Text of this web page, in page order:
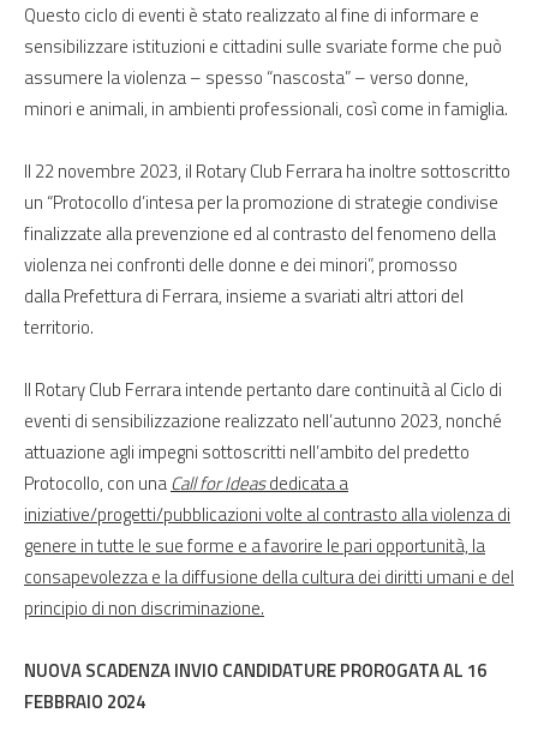
Questo ciclo di eventi è stato realizzato al fine di informare e
sensibilizzare istituzioni e cittadini sulle svariate forme che può
assumere la violenza – spesso “nascosta” – verso donne,
minori e animali, in ambienti professionali, così come in famiglia.
Il 22 novembre 2023, il Rotary Club Ferrara ha inoltre sottoscritto
un “Protocollo d’intesa per la promozione di strategie condivise
finalizzate alla prevenzione ed al contrasto del fenomeno della
violenza nei confronti delle donne e dei minori”, promosso
dalla Prefettura di Ferrara, insieme a svariati altri attori del
territorio.
Il Rotary Club Ferrara intende pertanto dare continuità al Ciclo di
eventi di sensibilizzazione realizzato nell’autunno 2023, nonché
attuazione agli impegni sottoscritti nell’ambito del predetto
Protocollo, con unaCall for Ideasdedicata a
iniziative/progetti/pubblicazioni volte al contrasto alla violenza di
genere in tutte le sue forme e a favorire le pari opportunità, la
consapevolezza e la diffusione della cultura dei diritti umani e del
principio di non discriminazione.
NUOVA SCADENZA INVIO CANDIDATURE PROROGATA AL 16
FEBBRAIO 2024